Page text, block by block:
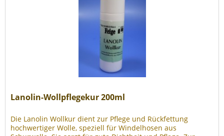
Lanolin-Wollpflegekur 200ml
Die Lanolin Wollkur dient zur Pflege und Rückfettung
hochwertiger Wolle, speziell für Windelhosen aus